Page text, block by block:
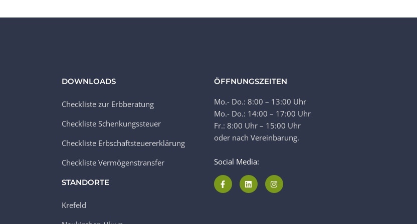
DOWNLOADS
Checkliste zur Erbberatung
Checkliste Schenkungssteuer
Checkliste Erbschaftsteuererklärung
Checkliste Vermögenstransfer
STANDORTE
Krefeld
ÖFFNUNGSZEITEN
Mo.- Do.: 8:00 – 13:00 Uhr
Mo.- Do.: 14:00 – 17:00 Uhr
Fr.: 8:00 Uhr – 15:00 Uhr
oder nach Vereinbarung.
Social Media: